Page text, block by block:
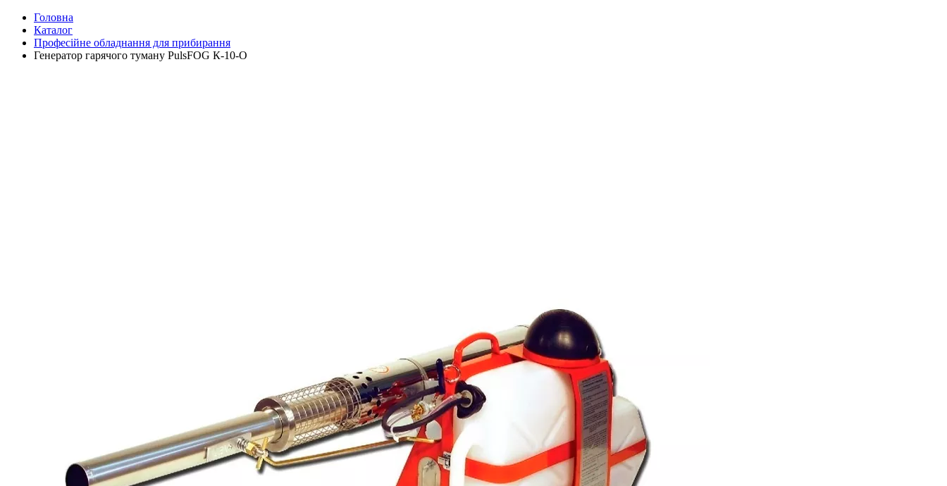
Головна
Каталог
Професійне обладнання для прибирання
Генератор гарячого туману PulsFOG К-10-О